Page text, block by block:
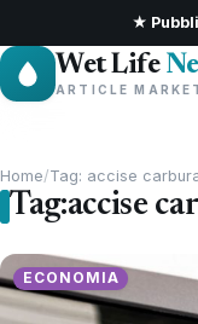
★
Wet Life
ARTICLE
Home/Tag: accise
Tag:accise
ECONOMIA